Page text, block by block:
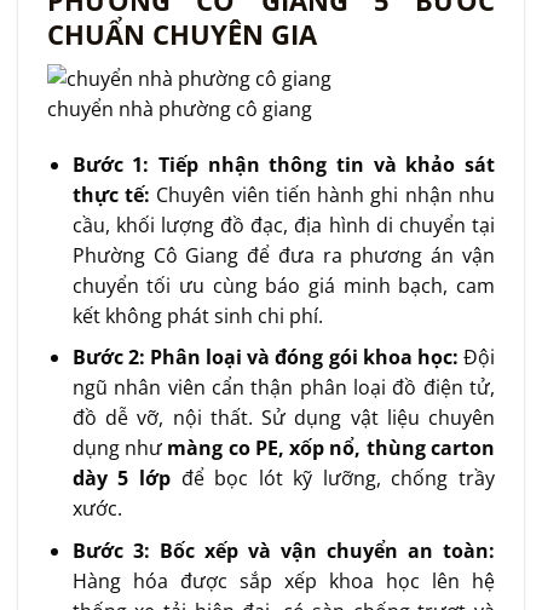
CHUẨN CHUYÊN GIA
chuyển nhà phường cô giang
Bước 1: Tiếp nhận thông tin và khảo sát
thực tế: Chuyên viên tiến hành ghi nhận nhu
cầu, khối lượng đồ đạc, địa hình di chuyển tại
Phường Cô Giang để đưa ra phương án vận
chuyển tối ưu cùng báo giá minh bạch, cam
kết không phát sinh chi phí.
Bước 2: Phân loại và đóng gói khoa học: Đội
ngũ nhân viên cẩn thận phân loại đồ điện tử,
đồ dễ vỡ, nội thất. Sử dụng vật liệu chuyên
dụng như màng co PE, xốp nổ, thùng carton
dày 5 lớpđể bọc lót kỹ lưỡng, chống trầy
xước.
Bước 3: Bốc xếp và vận chuyển an toàn:
Hàng hóa được sắp xếp khoa học lên hệ